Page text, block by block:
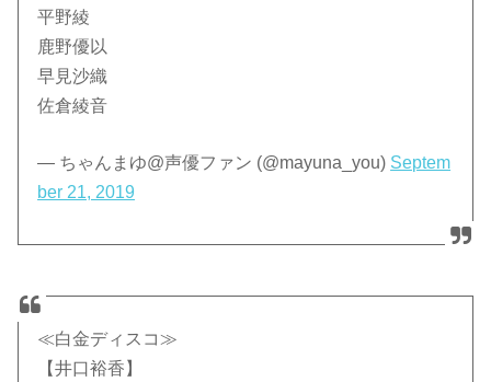
平野綾
鹿野優以
早見沙織
佐倉綾音
— ちゃんまゆ@声優ファン (@mayuna_you) Septem
ber 21, 2019
≪白金ディスコ≫
【井口裕香】